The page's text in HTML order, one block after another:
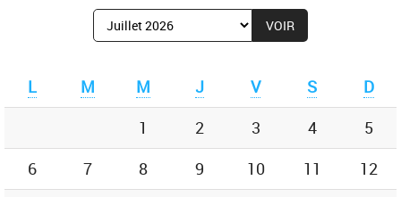
Afficher
le
de
:
L M M J V S
D
1
2 3 4
5
6
7 8 9 10 11
12